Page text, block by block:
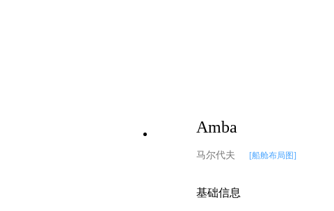
Amba
马尔代夫 [船舱布局图]
基础信息